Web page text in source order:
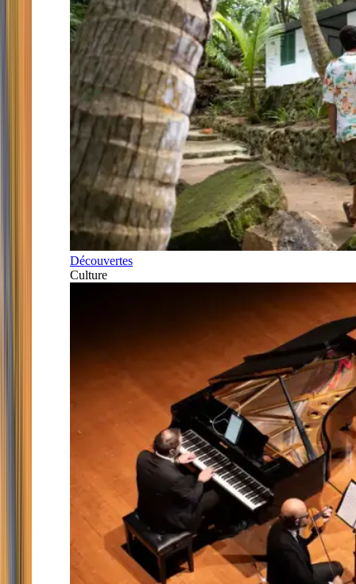
Découvertes
Culture